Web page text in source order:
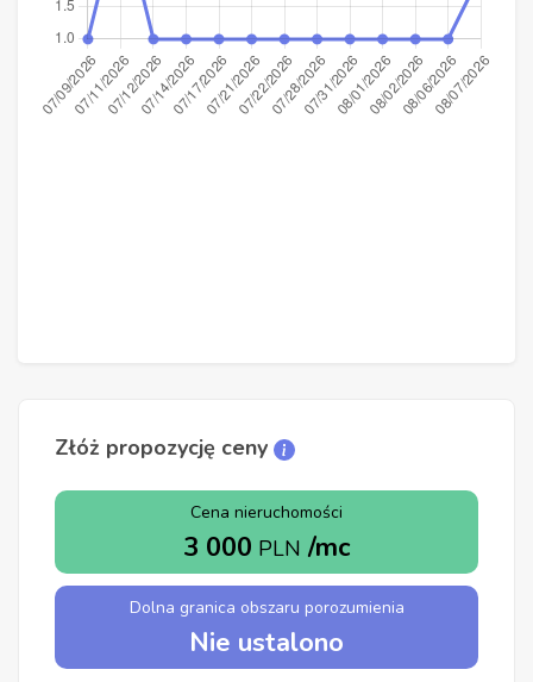
Złóż propozycję ceny
Cena nieruchomości
3 000 PLN /mc
Dolna granica obszaru porozumienia
Nie ustalono